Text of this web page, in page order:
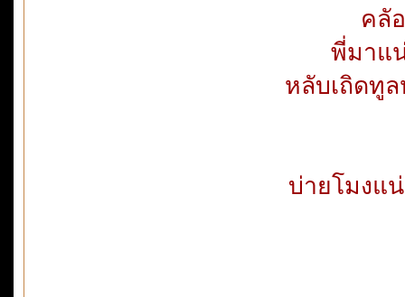
คลั
พี่มาแ
หลับเถิดทูล
บ่ายโมงแ